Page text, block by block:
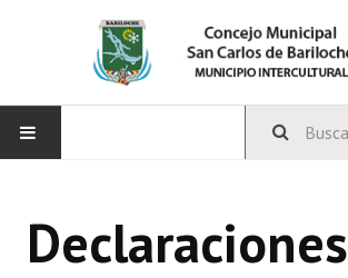
CONCEJO
Declaraciones